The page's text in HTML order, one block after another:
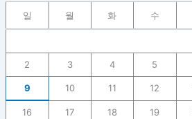
일 월 화 수
2 3 4 5
9 10 11 12
16 17 18 19